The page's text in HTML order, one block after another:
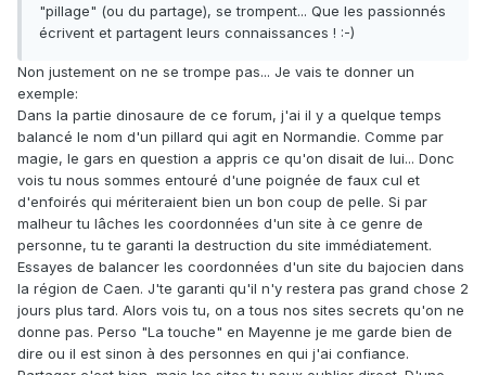
"pillage" (ou du partage), se trompent... Que les passionnés
écrivent et partagent leurs connaissances ! :-)
Non justement on ne se trompe pas... Je vais te donner un
exemple:
Dans la partie dinosaure de ce forum, j'ai il y a quelque temps
balancé le nom d'un pillard qui agit en Normandie. Comme par
magie, le gars en question a appris ce qu'on disait de lui... Donc
vois tu nous sommes entouré d'une poignée de faux cul et
d'enfoirés qui mériteraient bien un bon coup de pelle. Si par
malheur tu lâches les coordonnées d'un site à ce genre de
personne, tu te garanti la destruction du site immédiatement.
Essayes de balancer les coordonnées d'un site du bajocien dans
la région de Caen. J'te garanti qu'il n'y restera pas grand chose 2
jours plus tard. Alors vois tu, on a tous nos sites secrets qu'on ne
donne pas. Perso "La touche" en Mayenne je me garde bien de
dire ou il est sinon à des personnes en qui j'ai confiance.